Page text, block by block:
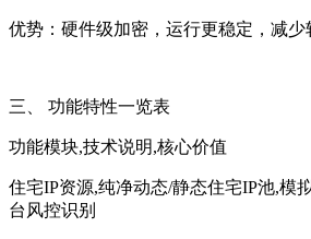
优势：硬件级加密，运行更稳定，减少
三、 功能特性一览表
功能模块,技术说明,核心价值
住宅IP资源,纯净动态/静态住宅IP池,模
台风控识别